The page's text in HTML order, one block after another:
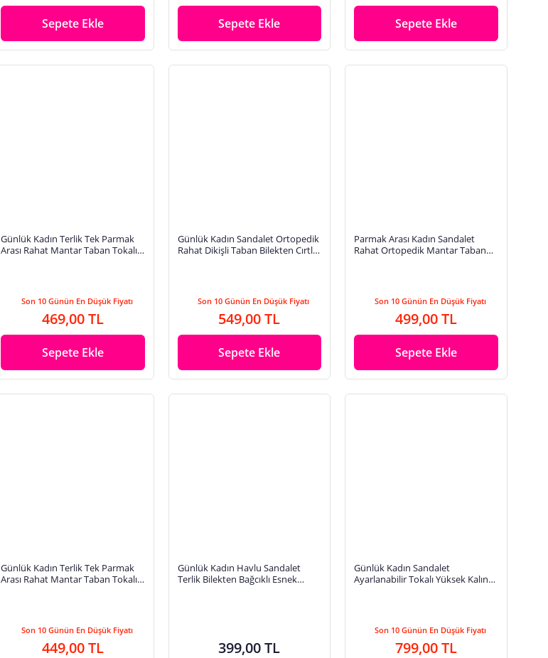
Sepete Ekle Sepete Ekle Sepete Ekle
Günlük Kadın Terlik Tek Parmak
Arası Rahat Mantar Taban Tokalı
Son 10 Günün En Düşük Fiyatı
469,00 TL
Sepete Ekle
Günlük Kadın Sandalet Ortopedik
Rahat Dikişli Taban Bilekten Cırtlı
Son 10 Günün En Düşük Fiyatı
549,00 TL
Sepete Ekle
Parmak Arası Kadın Sandalet
Rahat Ortopedik Mantar Taban
Son 10 Günün En Düşük Fiyatı
499,00 TL
Sepete Ekle
Günlük Kadın Terlik Tek Parmak
Arası Rahat Mantar Taban Tokalı
Son 10 Günün En Düşük Fiyatı
449,00 TL
Günlük Kadın Havlu Sandalet
Terlik Bilekten Bağcıklı Esnek
399,00 TL
Günlük Kadın Sandalet
Ayarlanabilir Tokalı Yüksek Kalın
Son 10 Günün En Düşük Fiyatı
799,00 TL